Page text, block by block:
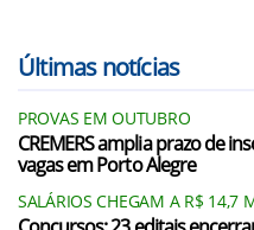
Últimas notícias
PROVAS EM OUTUBRO
CREMERS amplia prazo de
vagas em Porto Alegre
SALÁRIOS CHEGAM A R$ 14,7